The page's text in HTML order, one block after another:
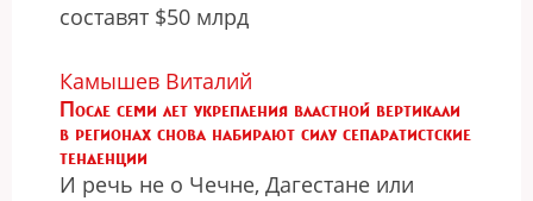
составят $50 млрд
Камышев Виталий
После семи лет укрепления властной вертикали
в регионах снова набирают силу сепаратистские
тенденции
И речь не о Чечне, Дагестане или